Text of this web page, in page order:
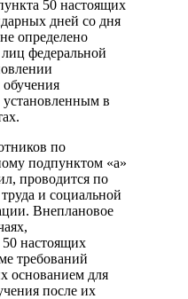
50 настоящих
дней со дня
определено
федеральной
установленным в
по
подпунктом «а»
проводится по
и социальной
Внеплановое
настоящих
требований
основанием для
после их